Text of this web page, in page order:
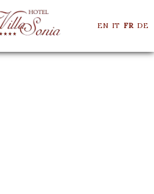
EN IT FR DE